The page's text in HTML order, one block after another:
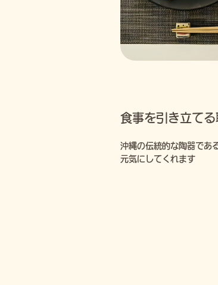
食事を引き立てる
沖縄の伝統的な陶器であ
元気にしてくれます